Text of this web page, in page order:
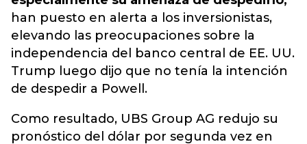
han puesto en alerta a los inversionistas,
elevando las preocupaciones sobre la
independencia del banco central de EE. UU.
Trump luego dijo que no tenía la intención
de despedir a Powell.
Como resultado, UBS Group AG redujo su
pronóstico del dólar por segunda vez en